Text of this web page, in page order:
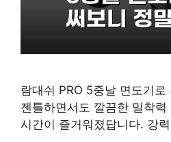
람대쉬 PRO 5중날 면도기
젠틀하면서도 깔끔한 밀착
시간이 즐거워졌답니다. 강